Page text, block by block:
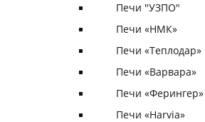
Печи "УЗПО"
Печи «НМК»
Печи «Теплодар»
Печи «Варвара»
Печи «Ферингер»
Печи «Harvia»